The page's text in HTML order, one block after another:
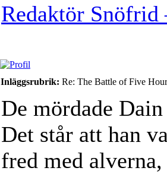
Redaktör
Inläggsrubrik: Re: The Battle of Five
De mördade
Det står att han
fred med